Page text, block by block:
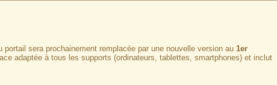
sera prochainement remplacée par une nouvelle version au 1er
adaptée à tous les supports (ordinateurs, tablettes, smartphones) et inclut